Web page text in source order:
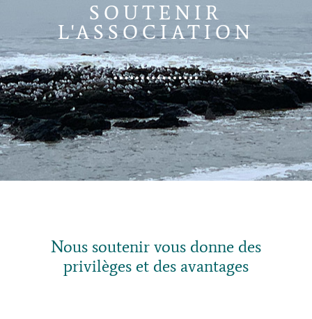
SOUTENIR
L'ASSOCIATION
Nous soutenir vous donne des
privilèges et des avantages